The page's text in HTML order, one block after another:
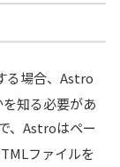
る場合、Astro
知る必要があ
、Astroはペー
ファイルを